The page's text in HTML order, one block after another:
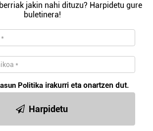
jakin nahi dituzu? Harpidetu gure
buletinera!
Politika irakurri eta onartzen dut.
Harpidetu